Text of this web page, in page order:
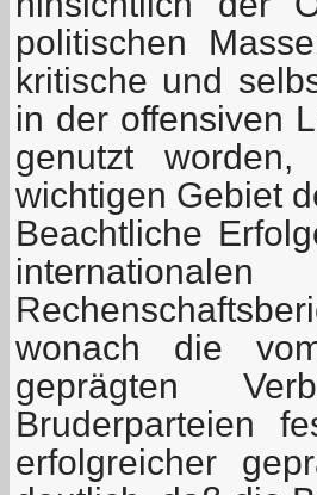
politischen
kritische und
in der offensiven
genutzt
wichtigen Gebiet
Beachtliche
wonach die
geprägten
Bruderparteien
erfolgreicher